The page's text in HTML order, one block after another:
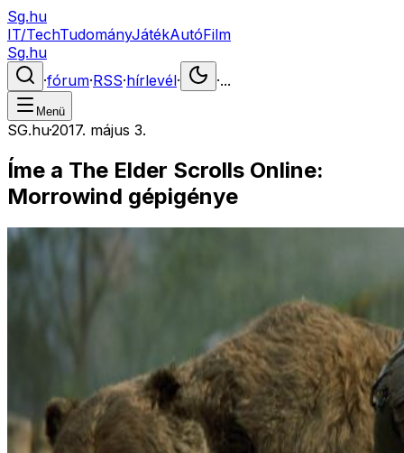
Sg.hu
IT/TechTudományJátékAutóFilm
Sg.hu
·fórum·RSS·hírlevél· ·...
Menü
SG.hu·2017. május 3.
Íme a The Elder Scrolls Online:
Morrowind gépigénye